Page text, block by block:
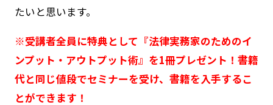
たいと思います。
※受講者全員に特典として『法律実務家のためのイ
ンプット・アウトプット術』を1冊プレゼント！書籍
代と同じ値段でセミナーを受け、書籍を入手するこ
とができます！